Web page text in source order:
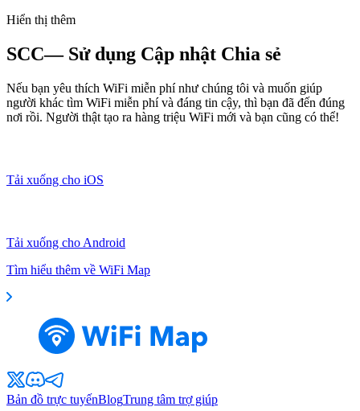
Hiển thị thêm
SCC— Sử dụng Cập nhật Chia sẻ
Nếu bạn yêu thích WiFi miễn phí như chúng tôi và muốn giúp
người khác tìm WiFi miễn phí và đáng tin cậy, thì bạn đã đến đúng
nơi rồi. Người thật tạo ra hàng triệu WiFi mới và bạn cũng có thể!
Tải xuống cho iOS
Tải xuống cho Android
Tìm hiểu thêm về WiFi Map
Bản đồ trực tuyếnBlogTrung tâm trợ giúp